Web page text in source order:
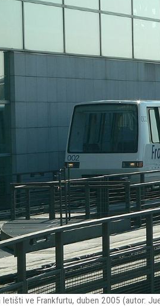
letišti ve Frankfurtu, duben 2005 (autor: